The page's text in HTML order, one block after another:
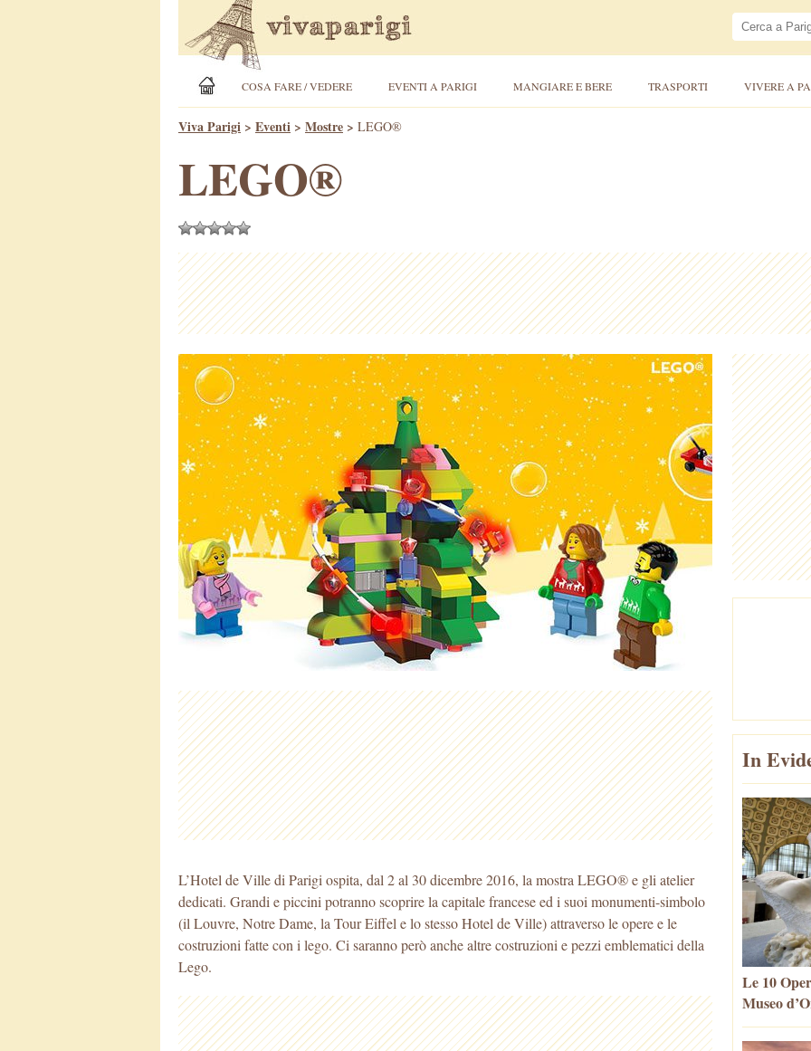
COSA FARE / VEDERE EVENTI A PARIGI MANGIARE E BERE TRASPORTI VIVERE A
Viva Parigi > Eventi > Mostre > LEGO®
LEGO®
L’Hotel de Ville di Parigi ospita, dal 2 al 30 dicembre 2016, la mostra LEGO® e gli atelier
dedicati. Grandi e piccini potranno scoprire la capitale francese ed i suoi monumenti-simbolo
(il Louvre, Notre Dame, la Tour Eiffel e lo stesso Hotel de Ville) attraverso le opere e le
costruzioni fatte con i lego. Ci saranno però anche altre costruzioni e pezzi emblematici della
Lego.
In
Le 10
Museo